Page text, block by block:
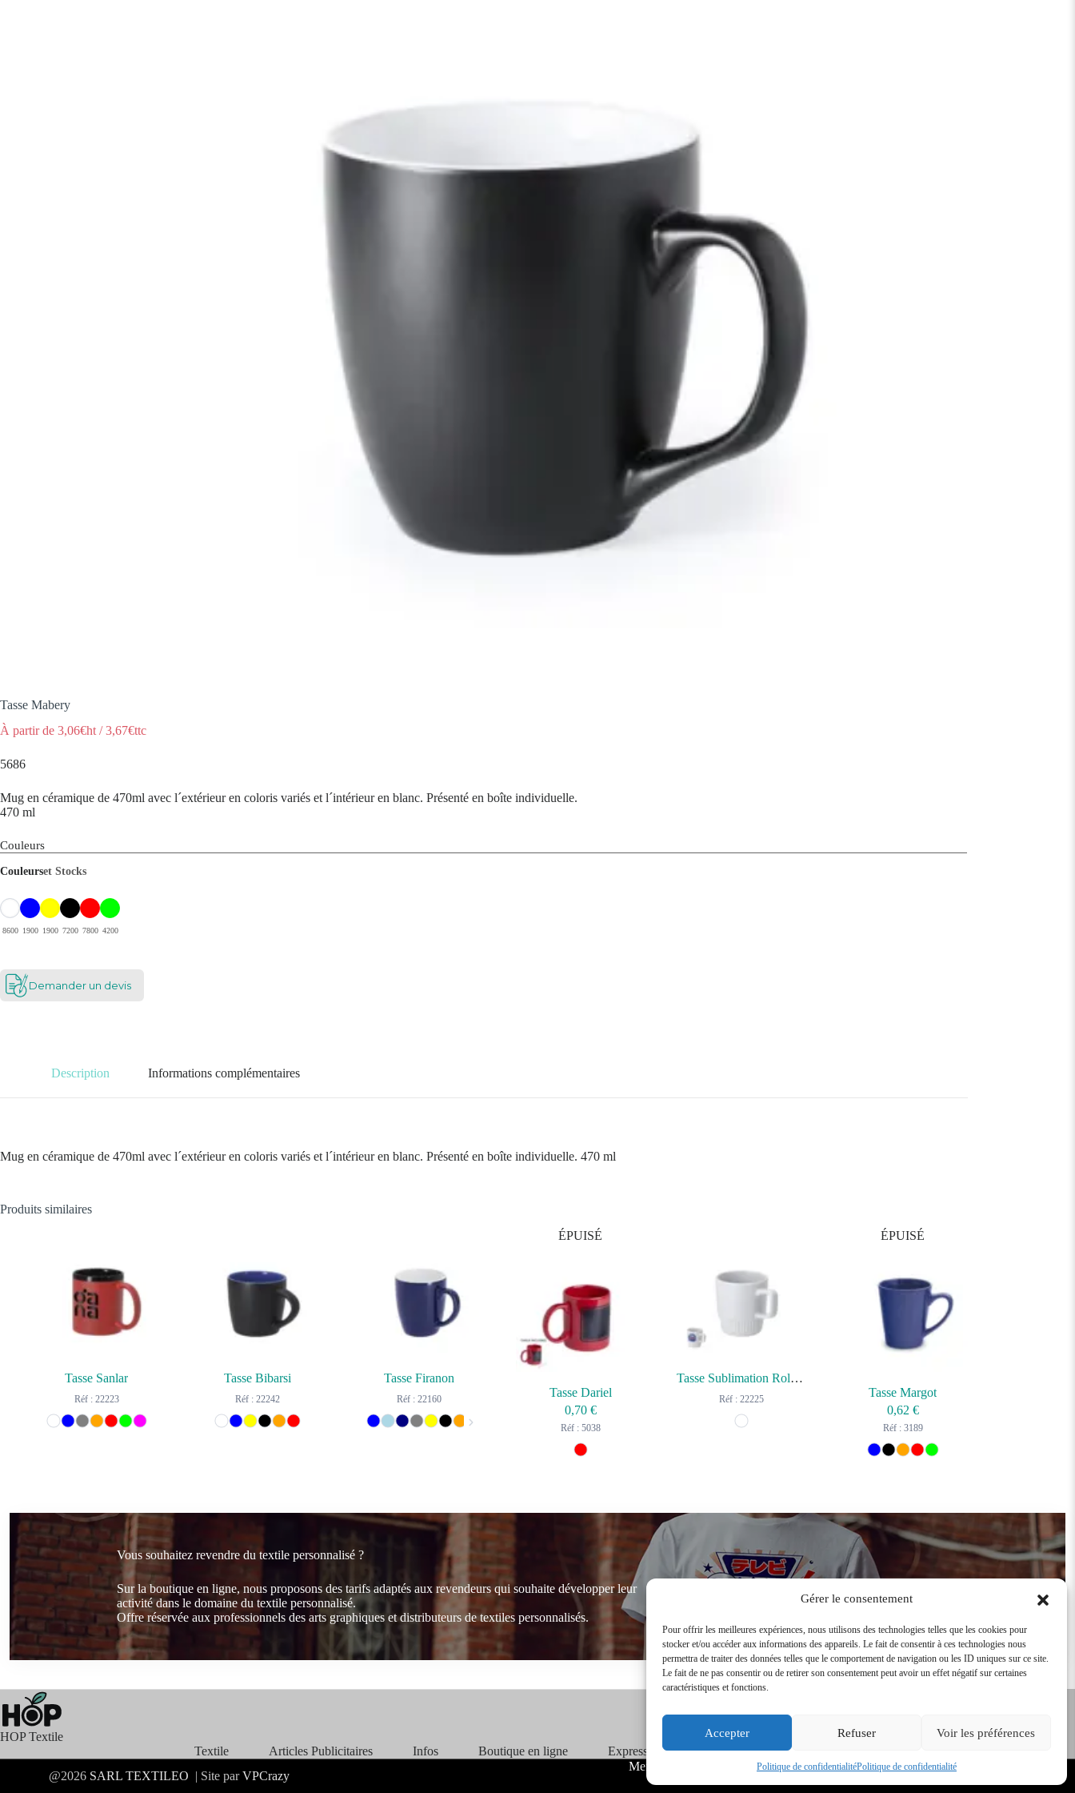
Gérer le consentement
Pour offrir les meilleures expériences, nous utilisons des technologies telles que les cookies pour
stocker et/ou accéder aux informations des appareils. Le fait de consentir à ces technologies nous
permettra de traiter des données telles que le comportement de navigation ou les ID uniques sur ce site.
Le fait de ne pas consentir ou de retirer son consentement peut avoir un effet négatif sur certaines
caractéristiques et fonctions.
Accepter Refuser Voir les préférences
Politique de confidentialitéPolitique de confidentialité
Tasse Mabery
À partir de 3,06€ht /3,67€ttc
5686
Mug en céramique de 470ml avec l´extérieur en coloris variés et l´intérieur en blanc. Présenté en boîte individuelle.
470 ml
Couleurs
Couleurset Stocks
8600 1900 1900 7200 7800 4200
Demander un devis
Description Informations complémentaires
Mug en céramique de 470ml avec l´extérieur en coloris variés et l´intérieur en blanc. Présenté en boîte individuelle. 470 ml
Produits similaires
Tasse Sanlar
Réf : 22223
Tasse Bibarsi
Réf : 22242
Tasse Firanon
Réf : 22160
ÉPUISÉ
Tasse Dariel
0,70 €
Réf : 5038
Tasse Sublimation Rolyan
Réf : 22225
ÉPUISÉ
Tasse Margot
0,62 €
Réf : 3189
Vous souhaitez revendre du textile personnalisé ?
Sur la boutique en ligne, nous proposons des tarifs adaptés aux revendeurs qui souhaite développer leur
activité dans le domaine du textile personnalisé.
Offre réservée aux professionnels des arts graphiques et distributeurs de textiles personnalisés.
HOP Textile
Textile
Articles Publicitaires Infos Boutique en ligne Express 24H
Tarifs Revendeurs
@2026 SARLTEXTILEO | Site parVPCrazy
Mentions Légales Conditions Générales de vente